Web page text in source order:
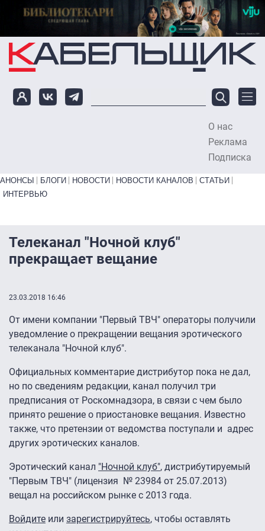
Перейти к основному содержанию
О нас
Реклама
Подписка
Primary links bottom
АНОНСЫ БЛОГИ НОВОСТИ НОВОСТИ КАНАЛОВ
СТАТЬИ
ИНТЕРВЬЮ
Телеканал "Ночной клуб"
прекращает вещание
23.03.2018 16:46
От имени компании "Первый ТВЧ" операторы получили
уведомление о прекращении вещания эротического
телеканала "Ночной клуб".
Официальных комментарие дистрибутор пока не дал,
но по сведениям редакции, канал получил три
предписания от Роскомнадзора, в связи с чем было
принято решение о приостановке вещания. Известно
также, что претензии от ведомства поступали и адрес
других эротических каналов.
Эротический канал "Ночной клуб", дистрибутируемый
"Первым ТВЧ" (лицензия № 23984 от 25.07.2013)
вещал на российском рынке с 2013 года.
Войдите или зарегистрируйтесь, чтобы оставлять